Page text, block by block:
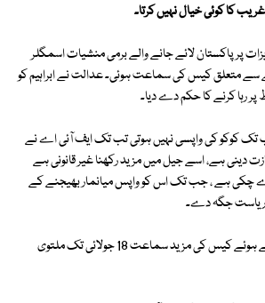
کا کوئی خیال نہیں کرتا۔
پر پاکستان لائے جانے والے برمی منشیات اسمگلر
سے متعلق کیس کی سماعت ہوئی۔ عدالت نے ابراہیم کو
پر رہا کرنے کا حکم دے دیا۔
کوکو کی واپسی نہیں ہوتی تب تک ایف آئی اے نے
دینی ہے، اسے جیل میں مزید رکھنا غیر قانونی ہے
چکی ہے ، جب تک اس کو واپس میانمار بھیجنے کے
ریاست جگہ دے۔
عدالت نے رپورٹ طلب کرتے ہوئے کیس کی مزید سماعت 18 جولائی تک ملتوی